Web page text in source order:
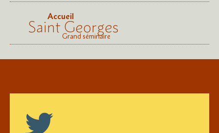
Accueil
Saint Georges
Grand séminaire